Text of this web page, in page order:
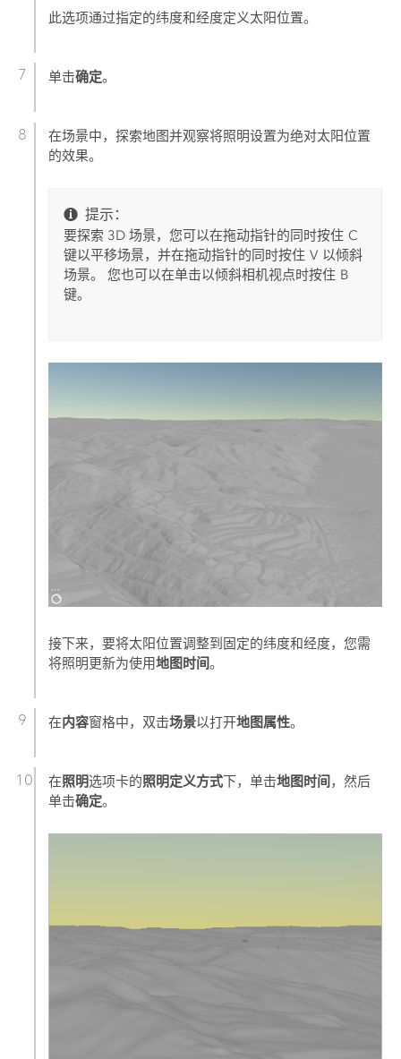
此选项通过指定的纬度和经度定义太阳位置。
单击确定。
在场景中，探索地图并观察将照明设置为绝对太阳位置
的效果。
提示：
要探索 3D 场景，您可以在拖动指针的同时按住 C
键以平移场景，并在拖动指针的同时按住 V 以倾斜
场景。 您也可以在单击以倾斜相机视点时按住 B
键。
接下来，要将太阳位置调整到固定的纬度和经度，您需
将照明更新为使用地图时间。
在内容窗格中，双击场景以打开地图属性。
在照明选项卡的照明定义方式下，单击地图时间，然后
单击确定。